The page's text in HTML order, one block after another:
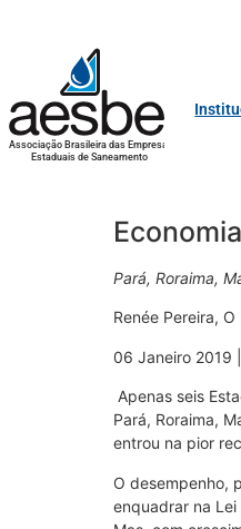
Associação Brasileira das Empresas
Estaduais de Saneamento
Pará, Roraima,
Renée Pereira,
06 Janeiro 2019
Apenas seis
Pará, Roraima,
entrou na pior
O desempenho,
enquadrar na